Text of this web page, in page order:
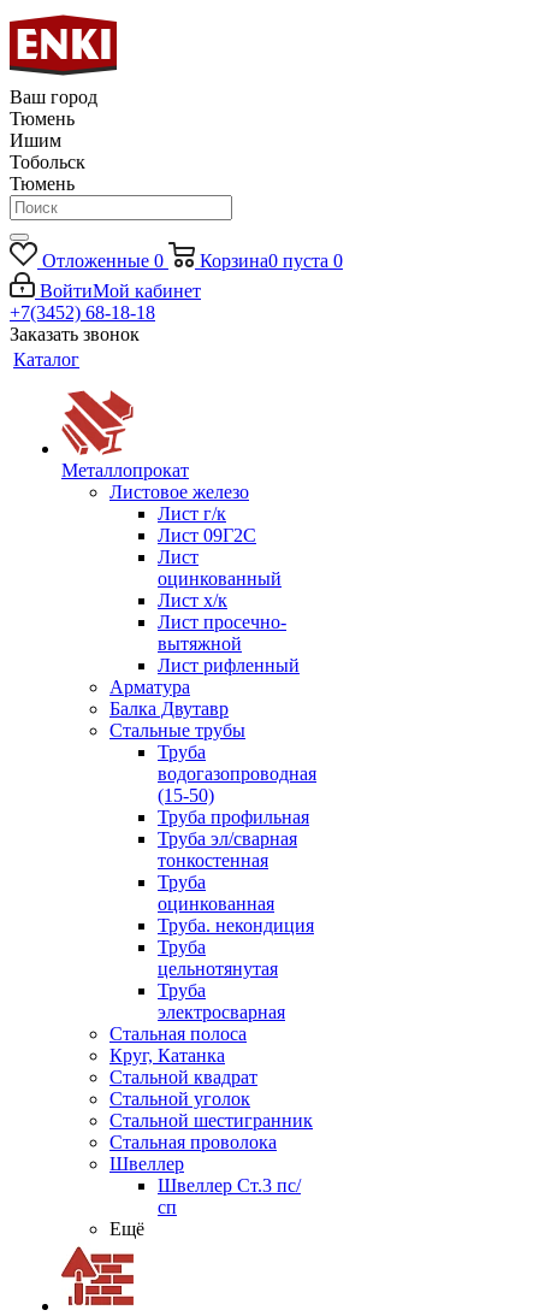
Ваш город
Тюмень
Ишим
Тобольск
Тюмень
Отложенные 0 Корзина0 пуста 0
ВойтиМой кабинет
+7(3452) 68-18-18
Заказать звонок
Каталог
Металлопрокат
Листовое железо
Лист г/к
Лист 09Г2С
Лист
оцинкованный
Лист х/к
Лист просечно-
вытяжной
Лист рифленный
Арматура
Балка Двутавр
Стальные трубы
Труба
водогазопроводная
(15-50)
Труба профильная
Труба эл/сварная
тонкостенная
Труба
оцинкованная
Труба. некондиция
Труба
цельнотянутая
Труба
электросварная
Стальная полоса
Круг, Катанка
Стальной квадрат
Стальной уголок
Стальной шестигранник
Стальная проволока
Швеллер
Швеллер Ст.3 пс/
сп
Ещё